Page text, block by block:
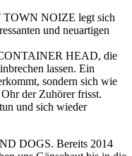
TOWN NOIZE legt sich
und neuartigen
CONTAINER HEAD, die
lassen. Ein
sondern sich wie
der Zuhörer frisst.
und sich wieder
DOGS. Bereits 2014